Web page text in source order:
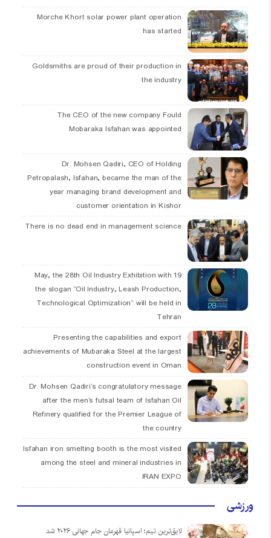
Morche Khort solar power plant operation
has started
Goldsmiths are proud of their production in
the industry
The CEO of the new company Fould
Mobaraka Isfahan was appointed
Dr. Mohsen Qadiri, CEO of Holding
Petropalash, Isfahan, became the man of the
year managing brand development and
customer orientation in Kishor
There is no dead end in management science
19 May, the 28th Oil Industry Exhibition with
the slogan “Oil Industry, Leash Production,
Technological Optimization” will be held in
Tehran
Presenting the capabilities and export
achievements of Mubaraka Steel at the largest
construction event in Oman
Dr. Mohsen Qadiri’s congratulatory message
after the men’s futsal team of Isfahan Oil
Refinery qualified for the Premier League of
the country
Isfahan iron smelting booth is the most visited
among the steel and mineral industries in
IRAN EXPO
ورزشی
لایق‌ترین تیم؛ اسپانیا قهرمان جام جهانی ۲۰۲۶ شد